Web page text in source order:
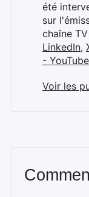
été
sur
chaîne
LinkedIn,
- YouTube
Voir les